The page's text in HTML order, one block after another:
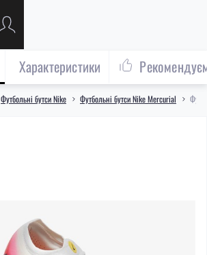
Футбольні бутси Nike Футбольні бутси Nike Mercurial
Характеристики